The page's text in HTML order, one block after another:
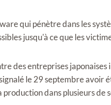
qui pénètre dans les
jusqu'à ce que les
des entreprises
le 29 septembre avoir
dans plusieurs de